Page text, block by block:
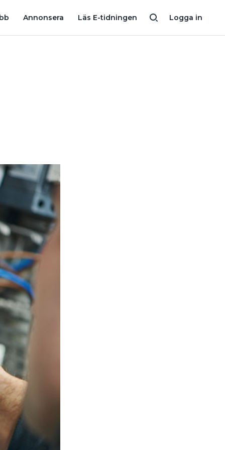
Logga in
Annonsera Läs E-tidningen
– MEN VARFÖR? GLAPPKONTAKT OCH ÖVERBELASTNING